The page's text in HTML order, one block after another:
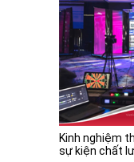
Kinh nghiệm
sự kiện chất